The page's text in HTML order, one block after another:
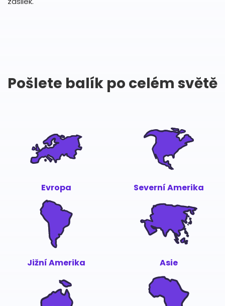
Pošlete balík po celém světě
Evropa Severní Amerika
Jižní Amerika Asie